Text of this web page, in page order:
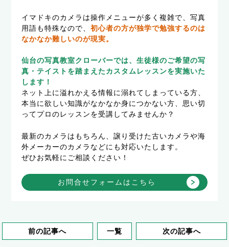
イマドキのカメラは操作メニューが多く複雑で、写真
用語も特殊なので、初心者の方が独学で勉強するのは
なかなか難しいのが現実。
仙台の写真教室クローバーでは、生徒様のご希望の写
真・テイストを踏まえたカスタムレッスンを実施いた
します！
ネット上に溢れかえる情報に溺れてしまっている方、
本当に欲しい知識がなかなか身につかない方、思い切
ってプロのレッスンを受講してみませんか？
最新のカメラはもちろん、譲り受けた古いカメラや海
外メーカーのカメラなどにも対応いたします。
ぜひお気軽にご相談ください！
お問合せフォームはこちら
前の記事へ 一覧 次の記事へ